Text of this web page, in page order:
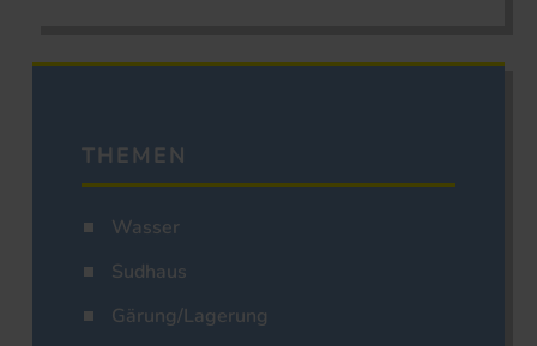
THEMEN
Wasser
Sudhaus
Gärung/Lagerung